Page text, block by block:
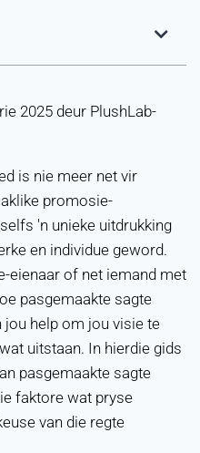
2025 deur PlushLab-
is nie meer net vir
promosie-
'n unieke uitdrukking
en individue geword.
eienaar of net iemand met
pasgemaakte sagte
jou help om jou visie te
uitstaan. In hierdie gids
pasgemaakte sagte
faktore wat pryse
van die regte